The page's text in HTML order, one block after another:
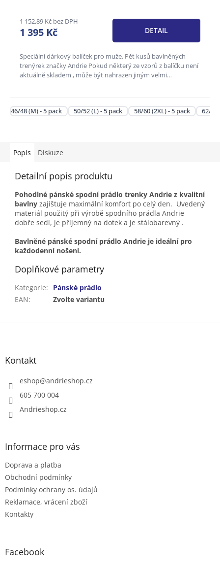
je
3,4
z
hvězdiček.
1 152,89 Kč bez DPH
1 395 Kč DETAIL
Speciální dárkový balíček pro muže. Pět kusů bavlněných
trenýrek značky Andrie Pokud některý ze vzorů z balíčku není
aktuálně skladem , může být nahrazen jiným velmi
46/48 (M) - 5 pack 50/52 (L) - 5 pack 58/60 (2XL) - 5 pack 62/64
Popis Diskuze
Detailní popis produktu
Pohodlné pánské spodní prádlo trenky Andrie z kvalitní
bavlny zajištuje maximální komfort po celý den. Uvedený
materiál použitý při výrobě spodního prádla Andrie
dobře sedí, je příjemný na dotek a je stálobarevný .
Bavlněné pánské spodní prádlo Andrie je ideální pro
každodenní nošení.
Doplňkové parametry
Kategorie:
Pánské prádlo
EAN: Zvolte variantu
Z
Kontakt
eshop@andrieshop.cz
605 700 004
Andrieshop.cz
Informace pro vás
Doprava a platba
Obchodní podmínky
Podmínky ochrany os. údajů
Reklamace, vrácení zboží
Kontakty
Facebook